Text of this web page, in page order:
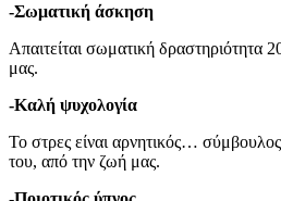
-Σωματική άσκηση
Απαιτείται σωματική δραστηριότητα
μας.
-Καλή ψυχολογία
Το στρες είναι αρνητικός…
του, από την ζωή μας.